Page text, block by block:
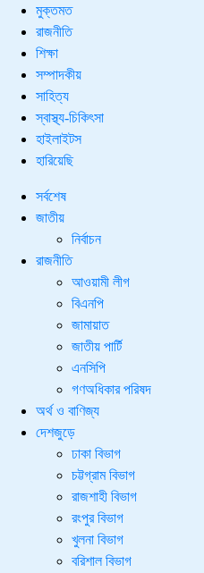
মুক্তমত
রাজনীতি
শিক্ষা
সম্পাদকীয়
সাহিত্য
স্বাস্থ্য-চিকিৎসা
হাইলাইটস
হারিয়েছি
সর্বশেষ
জাতীয়
নির্বাচন
রাজনীতি
আওয়ামী লীগ
বিএনপি
জামায়াত
জাতীয় পার্টি
এনসিপি
গণঅধিকার পরিষদ
অর্থ ও বাণিজ্য
দেশজুড়ে
ঢাকা বিভাগ
চট্টগ্রাম বিভাগ
রাজশাহী বিভাগ
রংপুর বিভাগ
খুলনা বিভাগ
বরিশাল বিভাগ